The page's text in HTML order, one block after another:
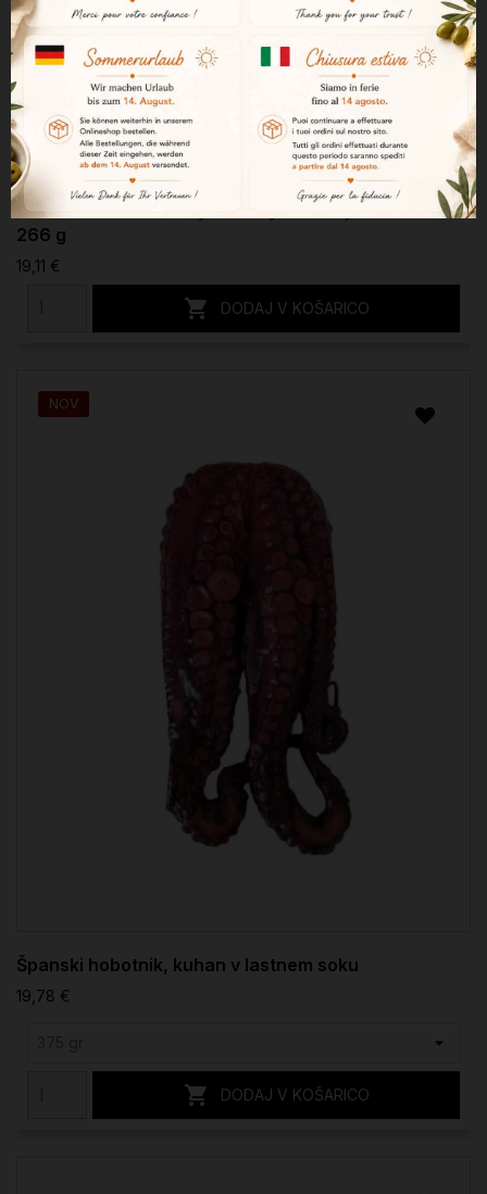
Tunina iz trebuha v oljčnem olju La Brujula št. 63.
266 g
19,11 €
 DODAJ V KOŠARICO
NOV
Španski hobotnik, kuhan v lastnem soku
19,78 €
 DODAJ V KOŠARICO